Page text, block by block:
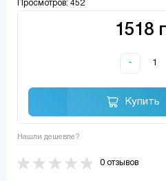
Просмотров: 452
1518
-
Купить
Нашли дешевле?
0 отзывов